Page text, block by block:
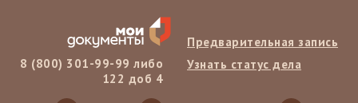
8 (800) 301-99-99 либо
122 доб 4
Предварительная запись
Узнать статус дела